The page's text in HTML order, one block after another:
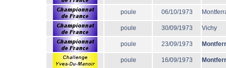
poule 06/10/1973
poule 30/09/1973 Vichy
poule 23/09/1973
poule 16/09/1973